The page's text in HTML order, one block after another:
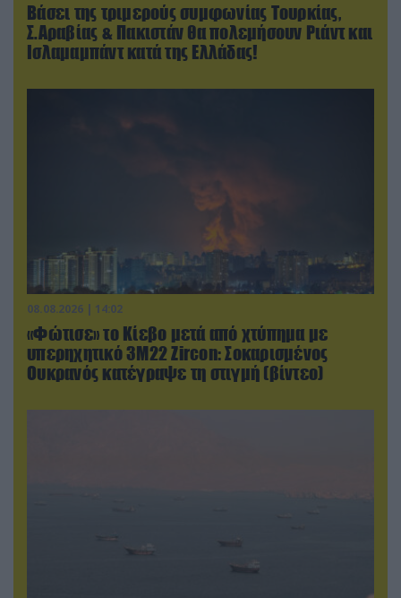
Βάσει της τριμερούς συμφωνίας Τουρκίας,
Σ.Αραβίας & Πακιστάν θα πολεμήσουν Ριάντ και
Ισλαμαμπάντ κατά της Ελλάδας!
08.08.2026 | 14:02
«Φώτισε» το Κίεβο μετά από χτύπημα με
υπερηχητικό 3M22 Zircon: Σοκαρισμένος
Ουκρανός κατέγραψε τη στιγμή (βίντεο)